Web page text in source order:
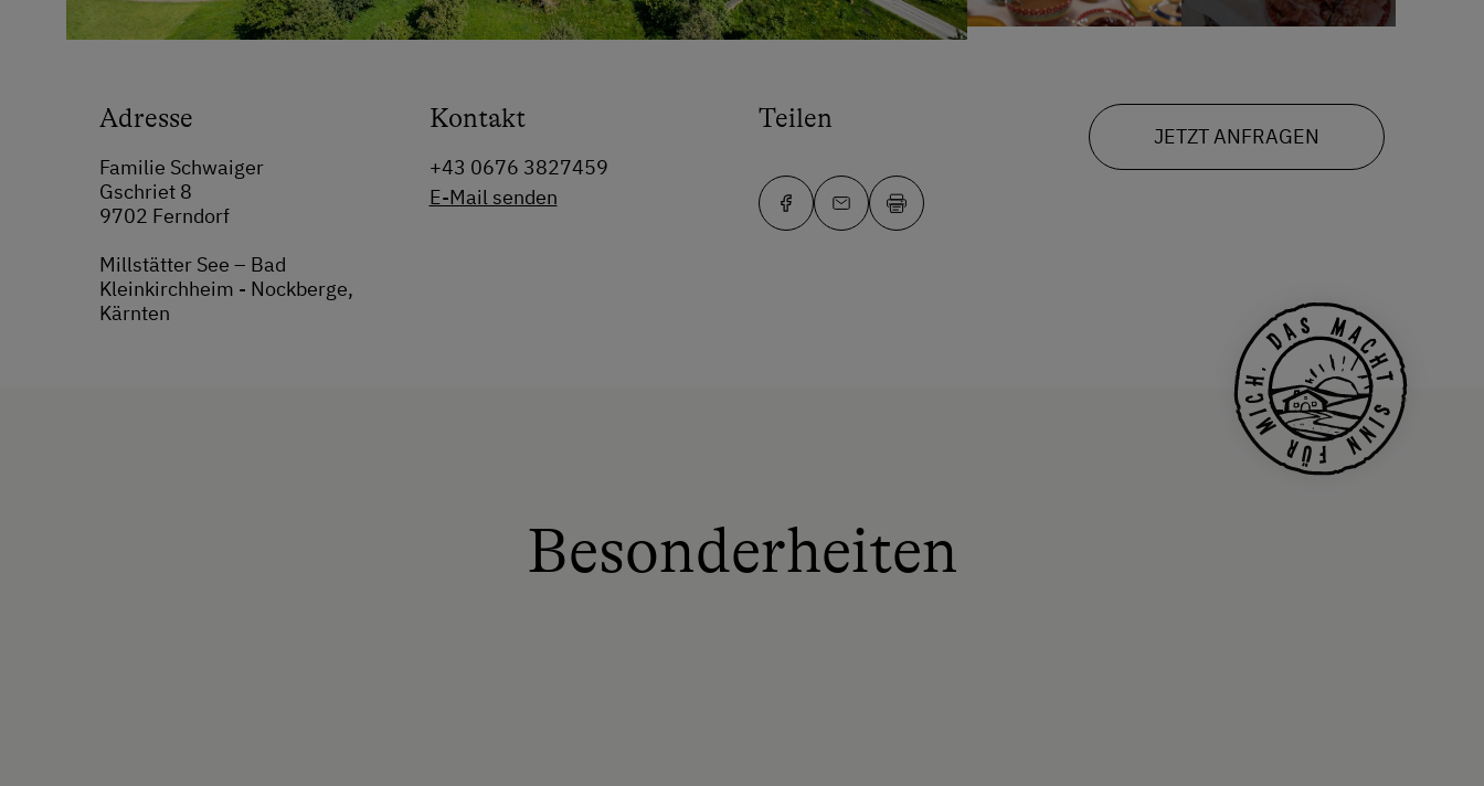
Adresse
Familie Schwaiger
Gschriet 8
9702 Ferndorf
Millstätter See – Bad
Kleinkirchheim - Nockberge,
Kärnten
Kontakt
+43 0676 3827459
E-Mail senden
Teilen
JETZT ANFRAGEN
Besonderheiten